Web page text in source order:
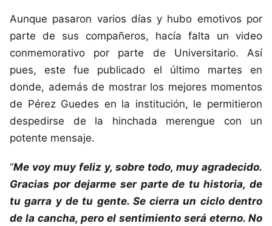
Aunque pasaron varios días y hubo emotivos por
parte de sus compañeros, hacía falta un video
conmemorativo por parte de Universitario. Así
pues, este fue publicado el último martes en
donde, además de mostrar los mejores momentos
de Pérez Guedes en la institución, le permitieron
despedirse de la hinchada merengue con un
potente mensaje.
“Me voy muy feliz y, sobre todo, muy agradecido.
Gracias por dejarme ser parte de tu historia, de
tu garra y de tu gente. Se cierra un ciclo dentro
de la cancha, pero el sentimiento será eterno. No